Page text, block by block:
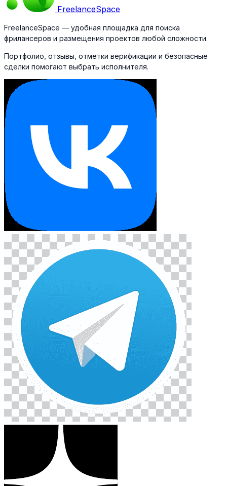
FreelanceSpace
FreelanceSpace — удобная площадка для поиска
фрилансеров и размещения проектов любой сложности.
Портфолио, отзывы, отметки верификации и безопасные
сделки помогают выбрать исполнителя.